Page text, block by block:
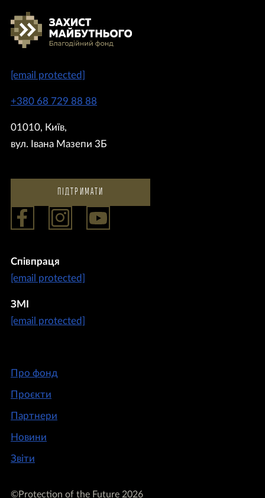
[email protected]
+380 68 729 88 88
01010, Київ,
вул. Івана Мазепи 3Б
Співпраця
[email protected]
ЗМІ
[email protected]
Про фонд
Проєкти
Партнери
Новини
Звіти
ПІДТРИМАТИ
©Protection of the Future 2026